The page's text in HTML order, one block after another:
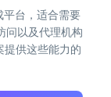
台，适合需要
问以及代理机构
供这些能力的